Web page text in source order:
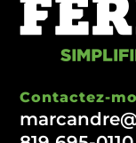
Contactez-